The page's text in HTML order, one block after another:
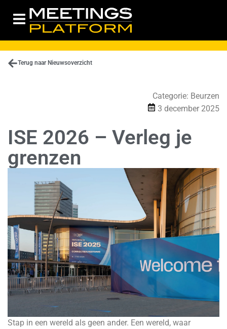
Terug naar Nieuwsoverzicht
Categorie: Beurzen
3 december 2025
ISE 2026 – Verleg je
grenzen
Stap in een wereld als geen ander. Een wereld, waar